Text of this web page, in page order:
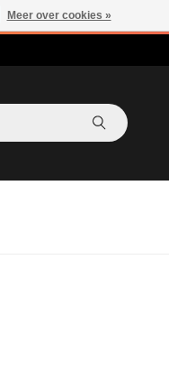
Meer over cookies »